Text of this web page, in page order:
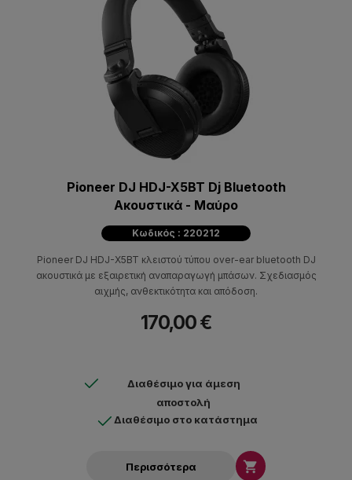
Pioneer DJ HDJ-X5BT Dj Bluetooth
Ακουστικά - Μαύρο
Κωδικός : 220212
Pioneer DJ HDJ-X5BT κλειστού τύπου over-ear bluetooth DJ
ακουστικά με εξαιρετική αναπαραγωγή μπάσων. Σχεδιασμός
αιχμής, ανθεκτικότητα και απόδοση.
170,00 €
Διαθέσιμο για άμεση
αποστολή
Διαθέσιμο στο κατάστημα
Περισσότερα 